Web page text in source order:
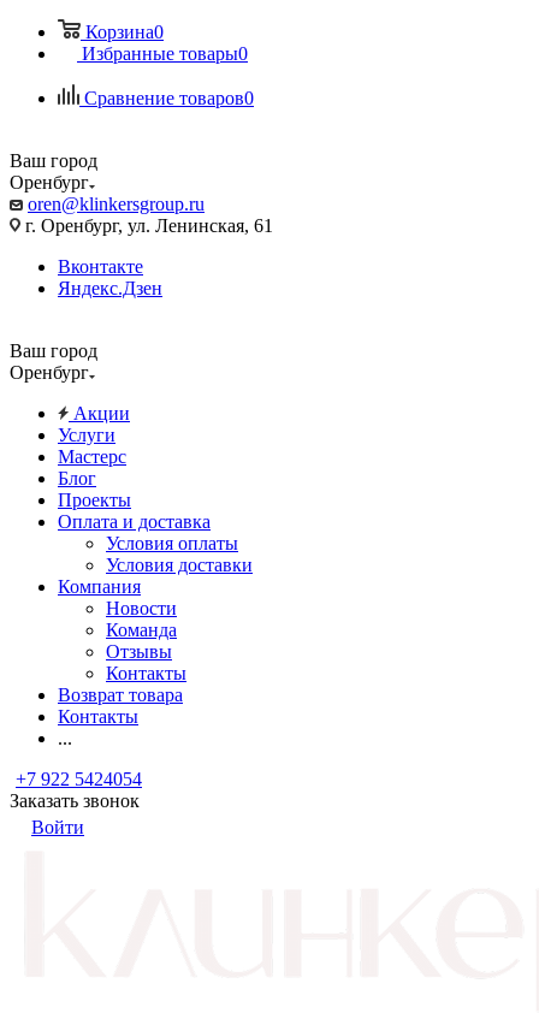
Корзина0
Избранные товары0
Сравнение товаров0
Ваш город
Оренбург
oren@klinkersgroup.ru
г. Оренбург, ул. Ленинская, 61
Вконтакте
Яндекс.Дзен
Ваш город
Оренбург
Акции
Услуги
Мастерс
Блог
Проекты
Оплата и доставка
Условия оплаты
Условия доставки
Компания
Новости
Команда
Отзывы
Контакты
Возврат товара
Контакты
...
+7 922 5424054
Заказать звонок
Войти